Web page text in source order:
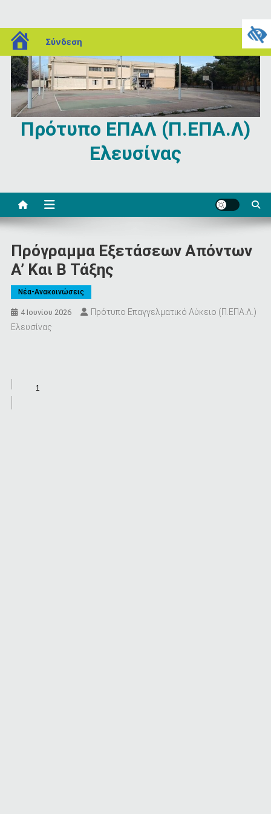
blogs.sch.gr
Σύνδεση
Μεταπηδήστε
στο
περιεχόμενο
Πρότυπο ΕΠΑΛ (Π.ΕΠΑ.Λ)
Ελευσίνας
Πρόγραμμα Εξετάσεων Απόντων
Α’ Και Β Τάξης
Νέα-Ανακοινώσεις
4 Ιουνίου 2026
Πρότυπο Επαγγελματικό Λύκειο (Π.ΕΠΑ.Λ.)
Ελευσίνας